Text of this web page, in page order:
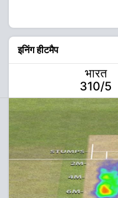
इनिंग हीटमैप
भारत
310/5